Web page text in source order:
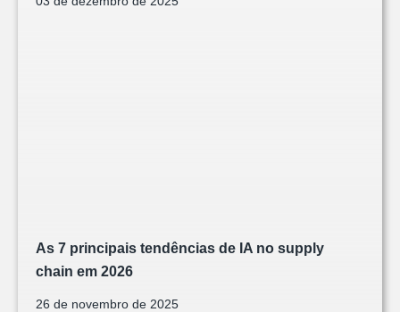
As 7 principais tendências de IA no supply
chain em 2026
26 de novembro de 2025